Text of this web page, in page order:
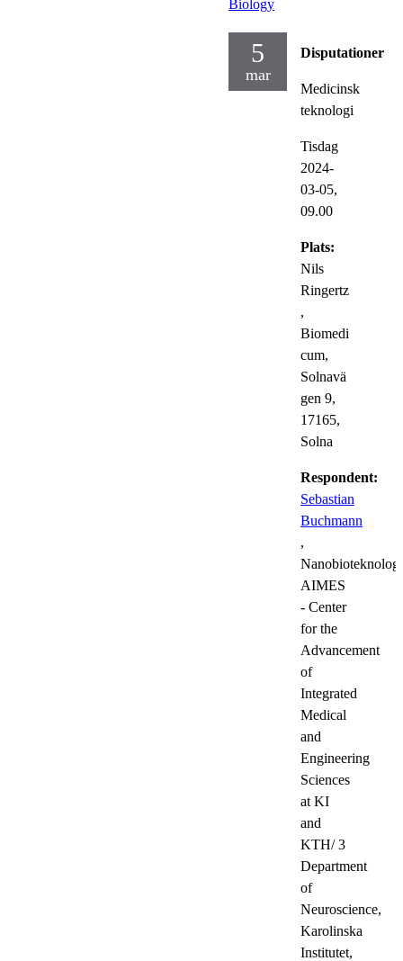
Biology
5
mar
Disputationer
Medicinsk
teknologi
Tisdag
2024-
03-05,
09.00
Plats:
Nils
Ringertz
,
Biomedi
cum,
Solnavä
gen 9,
17165,
Solna
Respondent:
Sebastian
Buchmann
,
AIMES
- Center
for the
Advancement
of
Integrated
Medical
and
Engineering
Sciences
at KI
and
KTH/ 3
Department
of
Neuroscience,
Karolinska
Institutet,